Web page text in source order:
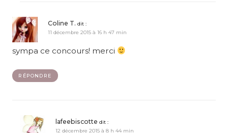
Coline T. dit :
11 décembre 2015 à 16 h 47 min
sympa ce concours! merci
RÉPONDRE
lafeebiscotte dit :
12 décembre 2015 à 8 h 44 min